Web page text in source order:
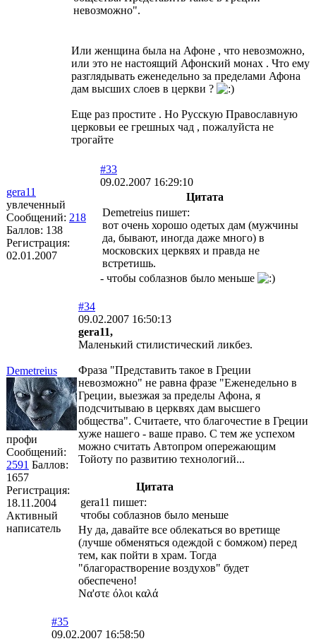
невозможно".
Или женщина была на Афоне , что невозможно,
или это не настоящий Афонский монах . Что ему
разглядывать еженедельно за пределами Афона
дам высших слоев в церкви ?
Еще раз простите . Но Русскую Православную
церковьи ее грешных чад , пожалуйста не
трогайте
gera11
увлеченный
Сообщений: 218
Баллов: 138
Регистрация:
02.01.2007
#33
09.02.2007 16:29:10
Цитата
Demetreius пишет:
вот очень хорошо одетых дам (мужчины
да, бывают, иногда даже много) в
московских церквях и правда не
встретишь.
- чтобы соблазнов было меньше
Demetreius
профи
Сообщений:
2591 Баллов:
1657
Регистрация:
18.11.2004
Активный
написатель
#34
09.02.2007 16:50:13
gera11,
Маленький стилистический ликбез.
Фраза "Представить такое в Греции
невозможно" не равна фразе "Еженедельно в
Греции, выезжая за пределы Афона, я
подсчитываю в церквях дам высшего
общества". Считаете, что благочестие в Греции
хуже нашего - ваше право. С тем же успехом
можно считать Автопром опережающим
Тойоту по развитию технологий...
Цитата
gera11 пишет:
чтобы соблазнов было меньше
Ну да, давайте все облекаться во вретище
(лучше обменяться одеждой с бомжом) перед
тем, как пойти в храм. Тогда
"благорастворение воздухов" будет
обеспечено!
Να'στε όλοι καλά
#35
09.02.2007 16:58:50